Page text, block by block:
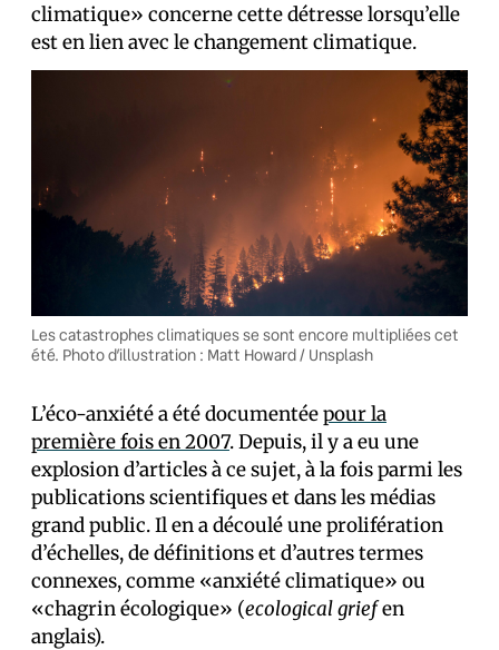
climatique» concerne cette détresse lorsqu’elle
est en lien avec le changement climatique.
Les catastrophes climatiques se sont encore multipliées cet
été. Photo d’illustration : Matt Howard / Unsplash
L’éco-anxiété a été documentéepour la
première fois en 2007. Depuis, il y a eu une
explosion d’articles à ce sujet, à la fois parmi les
publications scientifiques et dans les médias
grand public. Il en a découlé une prolifération
d’échelles, de définitions et d’autres termes
connexes, comme «anxiété climatique» ou
«chagrin écologique» (ecological griefen
anglais).